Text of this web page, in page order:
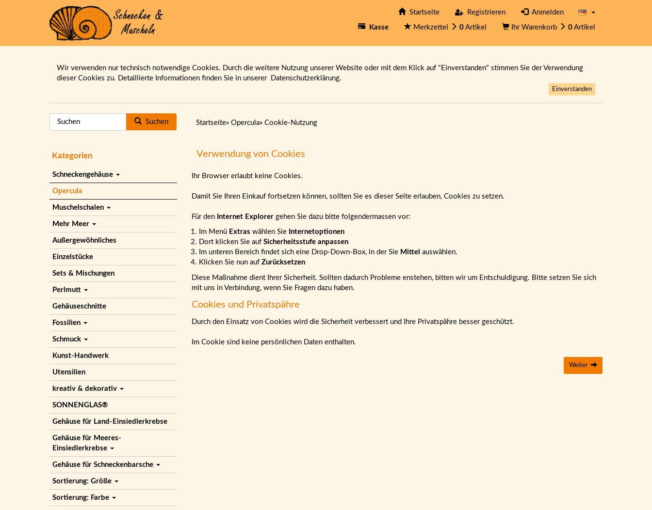
Startseite Registrieren Anmelden
Kasse Merkzettel 0 Artikel Ihr Warenkorb 0 Artikel
Wir verwenden nur technisch notwendige Cookies. Durch die weitere Nutzung unserer Website oder mit dem Klick auf "Einverstanden" stimmen Sie der Verwendung
dieser Cookies zu. Detaillierte Informationen finden Sie in unserer Datenschutzerklärung.
Einverstanden
Suchen
Kategorien
Schneckengehäuse
Opercula
Muschelschalen
Mehr Meer
Außergewöhnliches
Einzelstücke
Sets & Mischungen
Perlmutt
Gehäuseschnitte
Fossilien
Schmuck
Kunst-Handwerk
Utensilien
kreativ & dekorativ
SONNENGLAS®
Gehäuse für Land-Einsiedlerkrebse
Gehäuse für Meeres-
Einsiedlerkrebse
Gehäuse für Schneckenbarsche
Sortierung: Größe
Sortierung: Farbe
Startseite» Opercula» Cookie-Nutzung
Verwendung von Cookies
Ihr Browser erlaubt keine Cookies.
Damit Sie Ihren Einkauf fortsetzen können, sollten Sie es dieser Seite erlauben, Cookies zu setzen.
Für den Internet Explorergehen Sie dazu bitte folgendermassen vor:
Im Menü Extras wählen Sie Internetoptionen
Dort klicken Sie auf Sicherheitsstufe anpassen
Im unteren Bereich findet sich eine Drop-Down-Box, in der Sie Mittel auswählen.
Klicken Sie nun auf Zurücksetzen
Diese Maßnahme dient Ihrer Sicherheit. Sollten dadurch Probleme enstehen, bitten wir um Entschuldigung. Bitte setzen Sie sich
mit uns in Verbindung, wenn Sie Fragen dazu haben.
Cookies und Privatspähre
Durch den Einsatz von Cookies wird die Sicherheit verbessert und Ihre Privatspähre besser geschützt.
Im Cookie sind keine persönlichen Daten enthalten.
Weiter